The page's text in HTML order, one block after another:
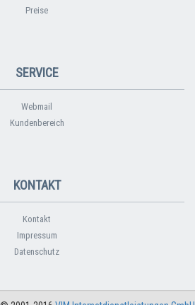
Preise
SERVICE
Webmail
Kundenbereich
KONTAKT
Kontakt
Impressum
Datenschutz